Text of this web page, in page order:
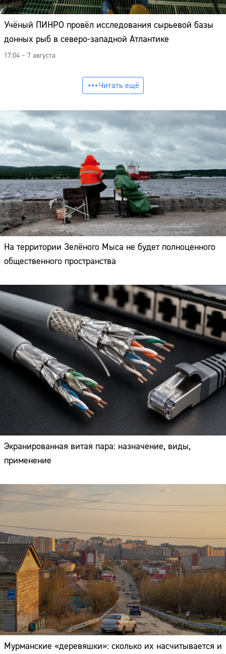
Учёный ПИНРО провёл исследования сырьевой базы
донных рыб в северо-западной Атлантике
17:04 – 7 августа
Читать ещё
На территории Зелёного Мыса не будет полноценного
общественного пространства
Экранированная витая пара: назначение, виды,
применение
Мурманские «деревяшки»: сколько их насчитывается и